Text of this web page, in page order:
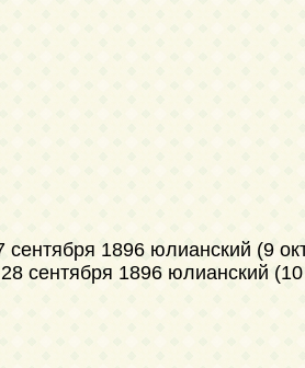
сентября 1896 юлианский (9
28 сентября 1896 юлианский